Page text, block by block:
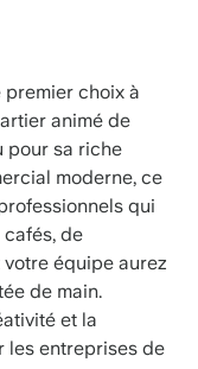
choix à
animé de
pour sa riche
moderne, ce
qui
de
équipe aurez
de main.
et la
les entreprises de